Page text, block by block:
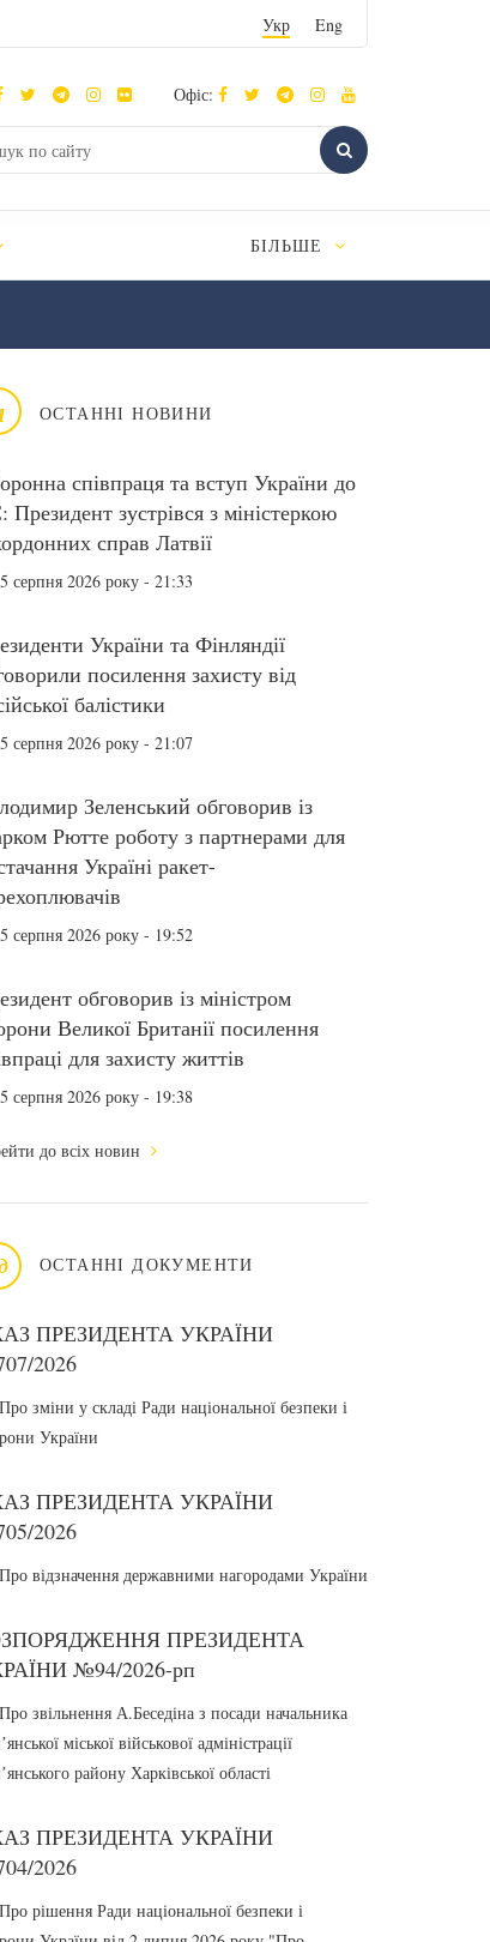
Укр Eng
Офіс:
БІЛЬШЕ
ОСТАННІ НОВИНИ
співпраця та вступ України до
зустрівся з міністеркою
справ Латвії
5 серпня 2026 року - 21:33
України та Фінляндії
посилення захисту від
балістики
5 серпня 2026 року - 21:07
Зеленський обговорив із
Рютте роботу з партнерами для
Україні ракет-
5 серпня 2026 року - 19:52
обговорив із міністром
Великої Британії посилення
для захисту життів
5 серпня 2026 року - 19:38
до всіх новин
ОСТАННІ ДОКУМЕНТИ
ПРЕЗИДЕНТА УКРАЇНИ
2026
Про зміни у складі Ради національної безпеки і
України
ПРЕЗИДЕНТА УКРАЇНИ
2026
Про відзначення державними нагородами України
ПРЕЗИДЕНТА
№94/2026-рп
Про звільнення А.Беседіна з посади начальника
міської військової адміністрації
району Харківської області
ПРЕЗИДЕНТА УКРАЇНИ
2026
Про рішення Ради національної безпеки і